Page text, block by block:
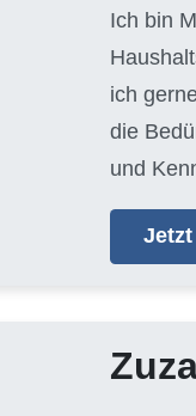
Ich bin
ich
die
und